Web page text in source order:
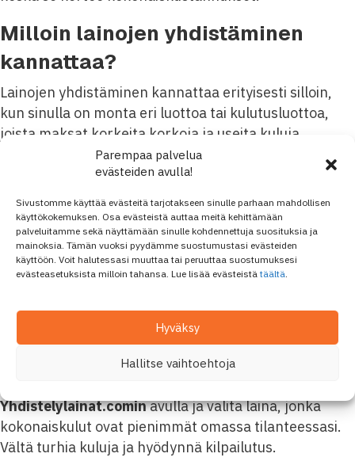
Parempaa palvelua
evästeiden avulla!
Sivustomme käyttää evästeitä tarjotakseen sinulle parhaan mahdollisen
käyttökokemuksen. Osa evästeistä auttaa meitä kehittämään
palveluitamme sekä näyttämään sinulle kohdennettuja suosituksia ja
mainoksia. Tämän vuoksi pyydämme suostumustasi evästeiden
käyttöön. Voit halutessasi muuttaa tai peruuttaa suostumuksesi
evästeasetuksista milloin tahansa. Lue lisää evästeistätäältä.
Hyväksy
Hallitse vaihtoehtoja
Milloin lainojen yhdistäminen
kannattaa?
Lainojen yhdistäminen kannattaa erityisesti silloin,
kun sinulla on monta eri luottoa tai kulutusluottoa,
joista maksat korkeita korkoja ja useita kuluja.
Yhdistämällä lainat yhdeksi saat yhden kuukausierän,
mikä helpottaa hallintaa ja voi pienentää
kokonaiskoron.
Jos nykyiset takaisinmaksuajat ovat lyhyet ja
kuukausierät tuntuvat liian suurilta, yhdistelylaina voi
mahdollistaa pidemmän maksuaikataulun ja
tasapainottaa talouttasi helpommin.
Lainojen yhdistäminen sopii sinulle, jos haluat säästöä
kuluissa ja selkeämmän lainatilanteen. On tärkeää
Yhdistelylainat.cominavulla ja valita laina, jonka
kokonaiskulut ovat pienimmät omassa tilanteessasi.
Vältä turhia kuluja ja hyödynnä kilpailutus.